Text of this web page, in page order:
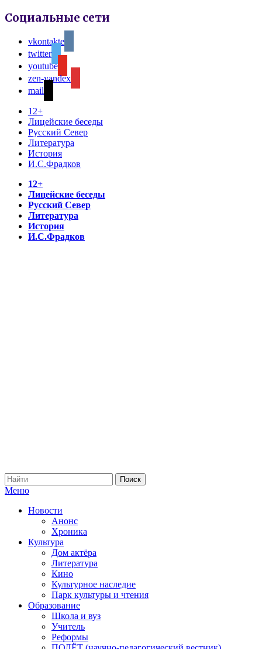
Социальные сети
vkontakte
twitter
youtube
zen-yandex
mail
12+
Лицейские беседы
Русский Север
Литература
История
И.С.Фрадков
12+
Лицейские беседы
Русский Север
Литература
История
И.С.Фрадков
Меню
Новости
Анонс
Хроника
Культура
Дом актёра
Литература
Кино
Культурное наследие
Парк культуры и чтения
Образование
Школа и вуз
Учитель
Реформы